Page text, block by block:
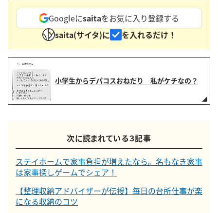
Googleにsaitaをお気に入り登録する
saita(サイタ)に
を入れるだけ！
小学生からデパコスおねだり 私がケチなの？
次に読まれている３記事
ステイホームで家事負担が増えたなら。名もなき家事
は家事探しゲームでシェア！
【整理収納アドバイザーが伝授】毎日の台所仕事が楽
になる収納のコツ